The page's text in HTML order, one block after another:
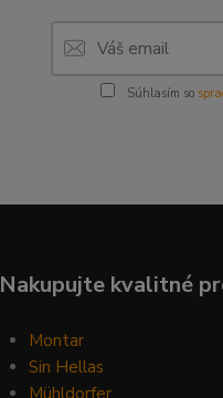
Súhlasím so
Nakupujte kvalitné
Montar
Sin Hellas
Mühldorfer